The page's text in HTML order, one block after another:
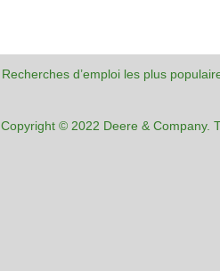
Recherches d’emploi les plus
Copyright © 2022 Deere & Company.